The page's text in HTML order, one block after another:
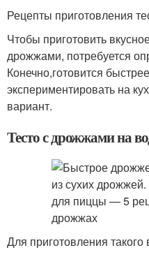
Рецепты приготовления
Чтобы приготовить
дрожжами, потребуется
Конечно,готовится
экспериментировать на
вариант.
Тесто с дрожжами на
Для приготовления